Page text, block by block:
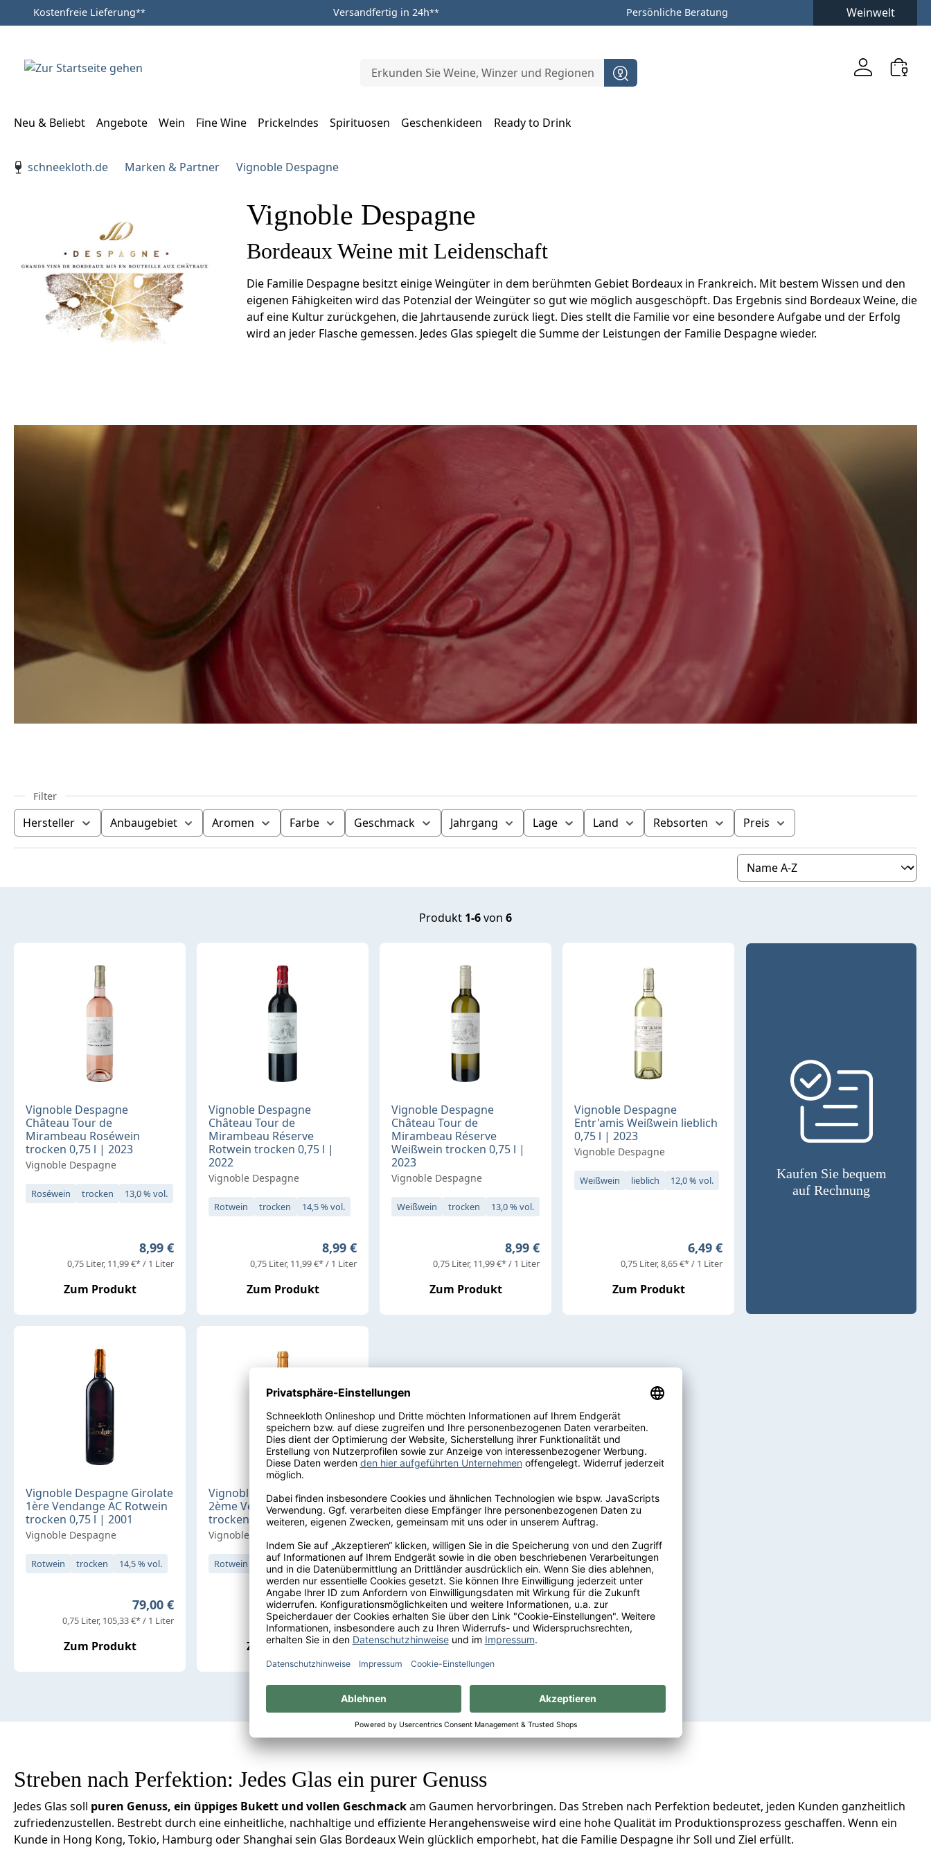
Zum Hauptinhalt springen
Zur Hauptnavigation springen
Kostenfreie Lieferung** Versandfertig in 24h** Persönliche Beratung Weinwelt
Neu & Beliebt Angebote Wein Fine Wine Prickelndes Spirituosen Geschenkideen
Ready to Drink
schneekloth.de
Marken & Partner Vignoble Despagne
Vignoble Despagne
Bordeaux Weine mit Leidenschaft
Die Familie Despagne besitzt einige Weingüter in dem berühmten Gebiet Bordeaux in Frankreich. Mit bestem Wissen und den
eigenen Fähigkeiten wird das Potenzial der Weingüter so gut wie möglich ausgeschöpft. Das Ergebnis sind Bordeaux Weine, die
auf eine Kultur zurückgehen, die Jahrtausende zurück liegt. Dies stellt die Familie vor eine besondere Aufgabe und der Erfolg
wird an jeder Flasche gemessen. Jedes Glas spiegelt die Summe der Leistungen der Familie Despagne wieder.
Hersteller Anbaugebiet Aromen Farbe Geschmack Jahrgang Lage Land Rebsorten Preis
Produkt 1-6von 6
Vignoble Despagne
Château Tour de
Mirambeau Roséwein
trocken 0,75 l | 2023
Vignoble Despagne
Roséwein trocken 13,0 % vol.
Regulärer Preis:
8,99 €
0,75 Liter 11,99 €* / 1 Liter
Zum Produkt
Vignoble Despagne
Château Tour de
Mirambeau Réserve
Rotwein trocken 0,75 l |
2022
Vignoble Despagne
Rotwein trocken 14,5 % vol.
Regulärer Preis:
8,99 €
0,75 Liter 11,99 €* / 1 Liter
Zum Produkt
Vignoble Despagne
Château Tour de
Mirambeau Réserve
Weißwein trocken 0,75 l |
2023
Vignoble Despagne
Weißwein trocken 13,0 % vol.
Regulärer Preis:
8,99 €
0,75 Liter 11,99 €* / 1 Liter
Zum Produkt
Vignoble Despagne
Entr'amis Weißwein lieblich
0,75 l | 2023
Vignoble Despagne
Weißwein lieblich 12,0 % vol.
Regulärer Preis:
6,49 €
0,75 Liter 8,65 €* / 1 Liter
Zum Produkt
Kaufen Sie bequem
auf Rechnung
Vignoble Despagne Girolate
1ère Vendange AC Rotwein
trocken 0,75 l | 2001
Vignoble Despagne
Rotwein trocken 14,5 % vol.
Regulärer Preis:
79,00 €
0,75 Liter 105,33 €* / 1 Liter
Zum Produkt
Vignoble Despagne Girolate
2ème Vendange AC Rotwein
trocken 0,75 l | 2002
Vignoble Despagne
Rotwein trocken 14,5 % vol.
Regulärer Preis:
71,52 €
0,75 Liter 95,36 €* / 1 Liter
Zum Produkt
Streben nach Perfektion: Jedes Glas ein purer Genuss
Jedes Glas soll puren Genuss, ein üppiges Bukett und vollen Geschmackam Gaumen hervorbringen. Das Streben nach Perfektion bedeutet, jeden Kunden ganzheitlich
zufriedenzustellen. Bestrebt durch eine einheitliche, nachhaltige und effiziente Herangehensweise wird eine hohe Qualität im Produktionsprozess geschaffen. Wenn ein
Kunde in Hong Kong, Tokio, Hamburg oder Shanghai sein Glas Bordeaux Wein glücklich emporhebt, hat die Familie Despagne ihr Soll und Ziel erfüllt.